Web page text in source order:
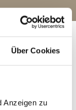
Über Cookies
Anzeigen zu